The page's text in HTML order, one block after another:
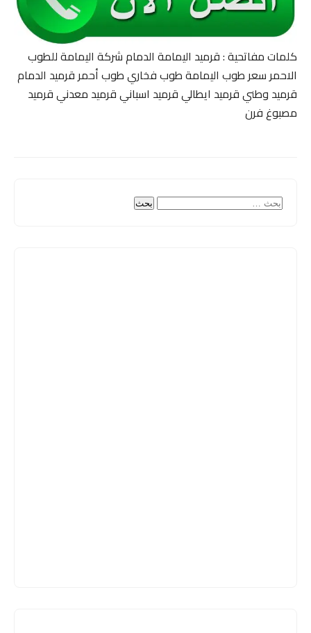
كلمات مفاتحية : قرميد اليمامة الدمام شركة اليمامة للطوب
الاحمر سعر طوب اليمامة طوب فخاري طوب أحمر قرميد الدمام
قرميد وطني قرميد ايطالي قرميد اسباني قرميد معدني قرميد
مصبوغ فرن
البحث